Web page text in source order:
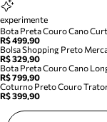
experimente
Bota Preta Couro Cano
R$ 499,90
Bolsa Shopping Preto
R$ 329,90
Bota Preta Couro Cano
R$ 799,90
Coturno Preto Couro
R$ 399,90